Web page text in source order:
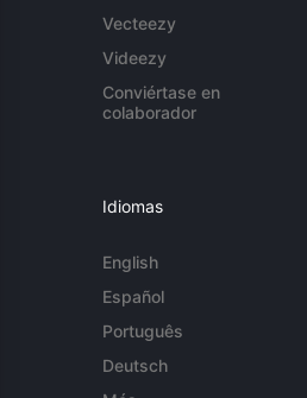
Vecteezy
Videezy
Conviértase en
colaborador
Idiomas
English
Español
Português
Deutsch